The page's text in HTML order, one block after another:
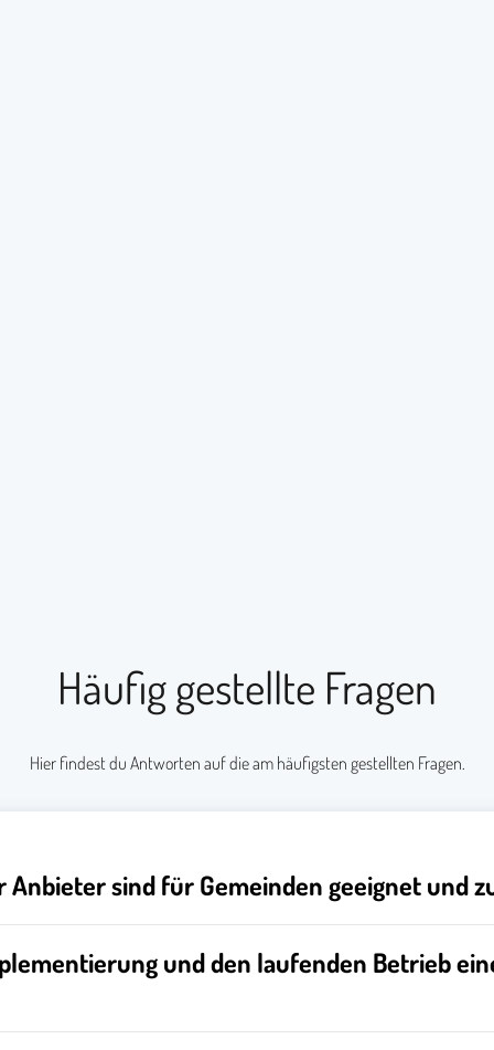
Häufig gestellte Fragen
Hier findest du Antworten auf die am häufigsten gestellten Fragen.
sind für Gemeinden geeignet und
und den laufenden Betrieb